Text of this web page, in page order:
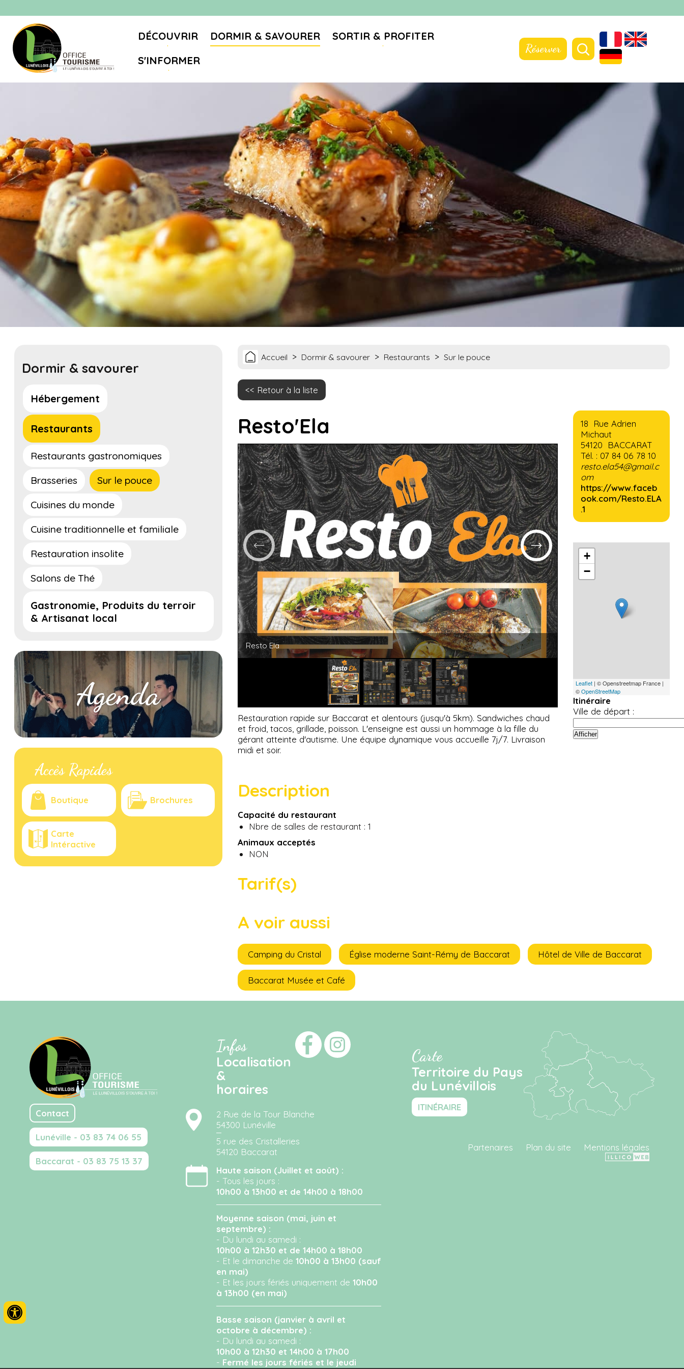
DÉCOUVRIR DORMIR & SAVOURER
SORTIR & PROFITER
S'INFORMER
Réserver
Dormir & savourer
Hébergement
Restaurants
Restaurants gastronomiques
Brasseries
Sur le pouce
Cuisines du monde
Cuisine traditionnelle et familiale
Restauration insolite
Salons de Thé
Gastronomie, Produits du terroir
& Artisanat local
Agenda
Accès Rapides
Boutique Brochures
Carte
Intéractive
Accueil > Dormir & savourer > Restaurants > Sur le pouce
Retour à la liste
Resto'Ela
Resto Ela
Restauration rapide sur Baccarat et alentours (jusqu'à 5km). Sandwiches chaud
et froid, tacos, grillade, poisson. L'enseigne est aussi un hommage à la fille du
gérant atteinte d'autisme. Une équipe dynamique vous accueille 7j/7. Livraison
midi et soir.
18 Rue Adrien
Michaut
54120 BACCARAT
Tél. : 07 84 06 78 10
resto.ela54@gmail.c
om
https://www.faceb
ook.com/Resto.ELA
.1
+
−
Leaflet | © Openstreetmap France |
©OpenStreetMap
Itinéraire
Ville de départ :
Description
Capacité du restaurant
Nbre de salles de restaurant : 1
Animaux acceptés
NON
Tarif(s)
A voir aussi
Camping du Cristal Église moderne Saint-Rémy de Baccarat Hôtel de Ville de Baccarat
Baccarat Musée et Café
Contact
Lunéville - 03 83 74 06 55
Baccarat - 03 83 75 13 37
Infos
Localisation
&
horaires
2 Rue de la Tour Blanche
54300 Lunéville
5 rue des Cristalleries
54120 Baccarat
Haute saison (Juillet et août) :
- Tous les jours :
10h00 à 13h00 et de 14h00 à 18h00
Moyenne saison (mai, juin et
septembre) :
- Du lundi au samedi :
10h00 à 12h30 et de 14h00 à 18h00
- Et le dimanche de10h00 à 13h00 (sauf
en mai)
- Et les jours fériés uniquement de10h00
à 13h00 (en mai)
Basse saison (janvier à avril et
octobre à décembre) :
- Du lundi au samedi :
10h00 à 12h30 et 14h00 à 17h00
- Fermé les jours fériés et le jeudi
Carte
Territoire du Pays
du Lunévillois
ITINÉRAIRE
Partenaires Plan du site Mentions légales